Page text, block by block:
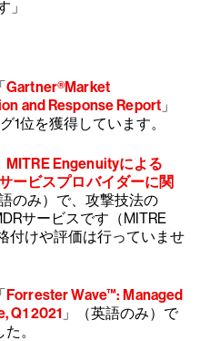
」
Gartner®Market
and Response Report 」
1位を獲得しています。
MITRE Engenuityによる
ービスプロバイダーに関
語のみ）で、攻撃技法の
サービスです（MITRE
付けや評価は行っていませ
Forrester Wave™: Managed
Q1 2021 」（英語のみ）で
。